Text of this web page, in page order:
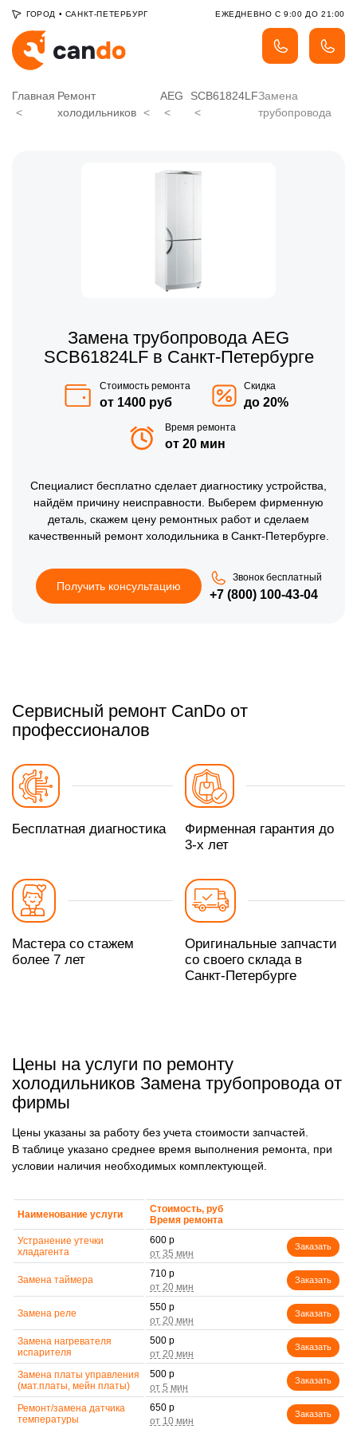
ГОРОД • САНКТ-ПЕТЕРБУРГ ЕЖЕДНЕВНО С 9:00 ДО 21:00
Главная Ремонт
холодильников
AEG SCB61824LFЗамена
трубопровода
Замена трубопровода AEG
SCB61824LF в Санкт-Петербурге
Стоимость ремонта
от 1400 руб
Скидка
до 20%
Время ремонта
от 20 мин
Специалист бесплатно сделает диагностику устройства,
найдём причину неисправности. Выберем фирменную
деталь, скажем цену ремонтных работ и сделаем
качественный ремонт холодильника в Санкт-Петербурге.
Получить консультацию
Звонок бесплатный
+7 (800) 100-43-04
Сервисный ремонт CanDo от
профессионалов
Бесплатная диагностика
Фирменная гарантия до
3-х лет
Мастера со стажем
более 7 лет
Оригинальные запчасти
со своего склада в
Санкт-Петербурге
Цены на услуги по ремонту
холодильников Замена трубопровода от
фирмы
Цены указаны за работу без учета стоимости запчастей.
В таблице указано среднее время выполнения ремонта, при
условии наличия необходимых комплектующей.
Наименование услуги
Стоимость, руб
Время ремонта
Устранение утечки
хладагента
600 р
Заказать
Замена таймера
710 р
Заказать
Замена реле
550 р
Заказать
Замена нагревателя
испарителя
500 р
Заказать
Замена платы управления
(мат.платы, мейн платы)
500 р
Заказать
Ремонт/замена датчика
температуры
650 р
Заказать